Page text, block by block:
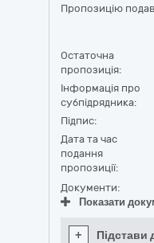
Пропозицію
Остаточна
пропозиція:
Інформація про
субпідрядника:
Підпис:
Дата та час
подання
пропозиції:
Документи:
Показати
+
Підстави